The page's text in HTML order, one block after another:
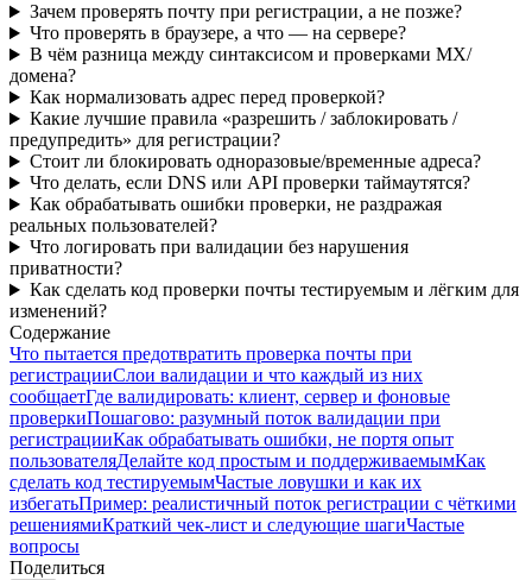
Зачем проверять почту при регистрации, а не позже?
Что проверять в браузере, а что — на сервере?
В чём разница между синтаксисом и проверками MX/
домена?
Как нормализовать адрес перед проверкой?
Какие лучшие правила «разрешить / заблокировать /
предупредить» для регистрации?
Стоит ли блокировать одноразовые/временные адреса?
Что делать, если DNS или API проверки таймаутятся?
Как обрабатывать ошибки проверки, не раздражая
реальных пользователей?
Что логировать при валидации без нарушения
приватности?
Как сделать код проверки почты тестируемым и лёгким для
изменений?
Содержание
Что пытается предотвратить проверка почты при
регистрацииСлои валидации и что каждый из них
сообщаетГде валидировать: клиент, сервер и фоновые
проверкиПошагово: разумный поток валидации при
регистрацииКак обрабатывать ошибки, не портя опыт
пользователяДелайте код простым и поддерживаемымКак
сделать код тестируемымЧастые ловушки и как их
избегатьПример: реалистичный поток регистрации с чёткими
решениямиКраткий чек‑лист и следующие шагиЧастые
вопросы
Поделиться